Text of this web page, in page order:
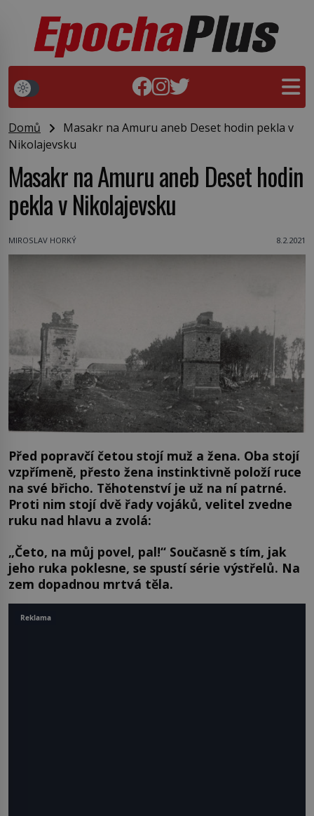
Domů
Masakr na Amuru aneb Deset hodin pekla v
Nikolajevsku
Masakr na Amuru aneb Deset hodin
pekla v Nikolajevsku
MIROSLAV HORKÝ 8.2.2021
Před popravčí četou stojí muž a žena. Oba stojí
vzpřímeně, přesto žena instinktivně položí ruce
na své břicho. Těhotenství je už na ní patrné.
Proti nim stojí dvě řady vojáků, velitel zvedne
ruku nad hlavu a zvolá:
„Četo, na můj povel, pal!“ Současně s tím, jak
jeho ruka poklesne, se spustí série výstřelů. Na
zem dopadnou mrtvá těla.
Reklama